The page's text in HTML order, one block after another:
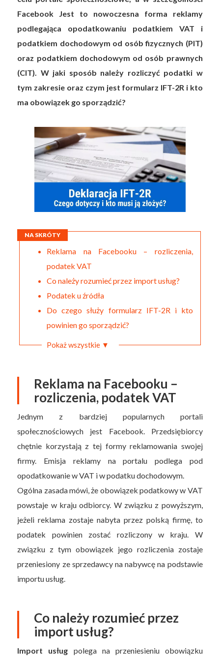
Facebook Jest to nowoczesna forma reklamy
podlegająca opodatkowaniu podatkiem VAT i
podatkiem dochodowym od osób fizycznych (PIT)
oraz podatkiem dochodowym od osób prawnych
(CIT). W jaki sposób należy rozliczyć podatki w
tym zakresie oraz czym jest formularz IFT-2R i kto
ma obowiązek go sporządzić?
NA SKRÓTY
Reklama na Facebooku – rozliczenia,
podatek VAT
Co należy rozumieć przez import usług?
Podatek u źródła
Do czego służy formularz IFT-2R i kto
powinien go sporządzić?
Pokaż wszystkie ▼
Reklama na Facebooku –
rozliczenia, podatek VAT
Jednym z bardziej popularnych portali
społecznościowych jest Facebook. Przedsiębiorcy
chętnie korzystają z tej formy reklamowania swojej
firmy. Emisja reklamy na portalu podlega pod
opodatkowanie w VAT i w podatku dochodowym.
Ogólna zasada mówi, że obowiązek podatkowy w VAT
powstaje w kraju odbiorcy. W związku z powyższym,
jeżeli reklama zostaje nabyta przez polską firmę, to
podatek powinien zostać rozliczony w kraju. W
związku z tym obowiązek jego rozliczenia zostaje
przeniesiony ze sprzedawcy na nabywcę na podstawie
importu usług.
Co należy rozumieć przez
import usług?
Import usług polega na przeniesieniu obowiązku